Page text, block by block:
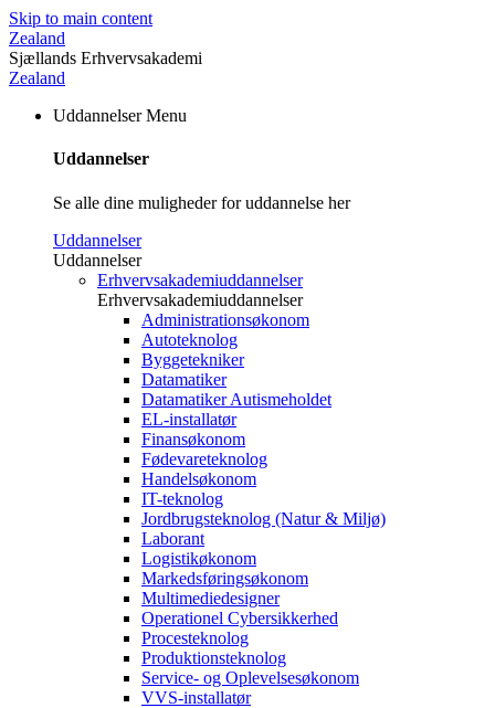
Skip to main content
Zealand
Sjællands Erhvervsakademi
Zealand
Uddannelser Menu
Uddannelser
Se alle dine muligheder for uddannelse her
Uddannelser
Uddannelser
Erhvervsakademiuddannelser
Erhvervsakademiuddannelser
Administrationsøkonom
Autoteknolog
Byggetekniker
Datamatiker
Datamatiker Autismeholdet
EL-installatør
Finansøkonom
Fødevareteknolog
Handelsøkonom
IT-teknolog
Jordbrugsteknolog (Natur & Miljø)
Laborant
Logistikøkonom
Markedsføringsøkonom
Multimediedesigner
Operationel Cybersikkerhed
Procesteknolog
Produktionsteknolog
Service- og Oplevelsesøkonom
VVS-installatør